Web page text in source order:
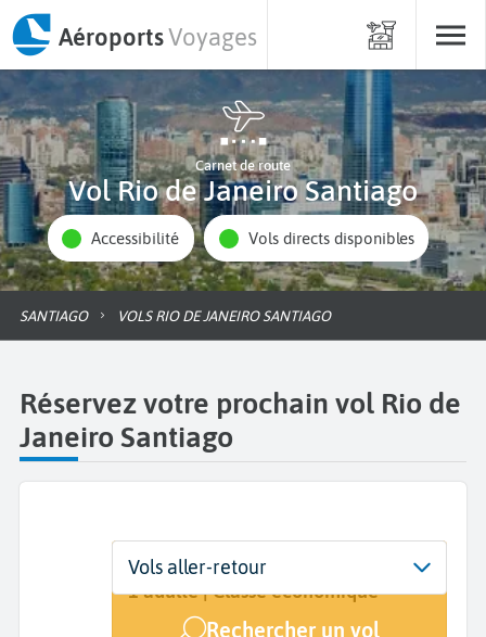
AéroportsVoyages
Carnet de route
Vol Rio de Janeiro Santiago
Accessibilité Vols directs disponibles
SANTIAGO VOLS RIO DE JANEIRO SANTIAGO
Réservez votre prochain vol Rio de
Janeiro Santiago
Départ
Rio de Janeiro (RIO)
Dates
Dates de votre voyage
Voyageurs | Classe
1 adulte | Classe économique
Rechercher un vol
Vols aller-retour